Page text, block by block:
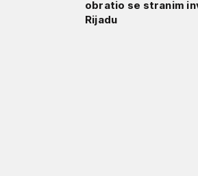
obratio se stranim
Rijadu